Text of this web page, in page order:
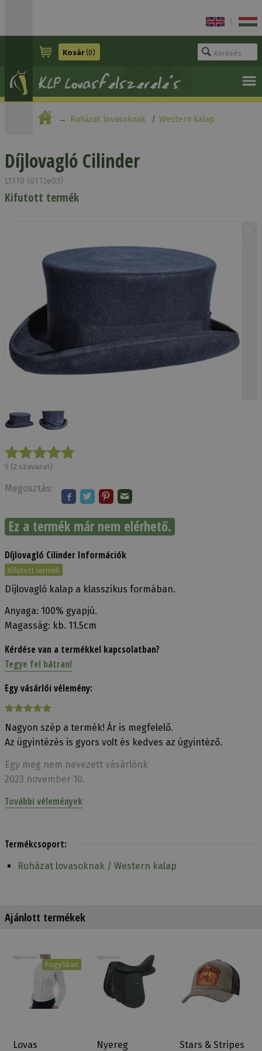
Kosár(0)
Ruházat lovasoknak Western kalap
Díjlovagló Cilinder
L1110 (0112e03)
Kifutott termék
5 (2 szavazat)
Megosztás:
Ez a termék már nem elérhető.
Díjlovagló Cilinder Információk
Kifutott termék
Díjlovagló kalap a klasszikus formában.
Anyaga: 100% gyapjú.
Magasság: kb. 11.5cm
Kérdése van a termékkel kapcsolatban?
Tegye fel bátran!
Egy vásárlói vélemény:
Nagyon szèp a termèk! Ár is megfelelő.
Az ügyintézès is gyors volt ès kedves az úgyintèző.
Egy meg nem nevezett vásárlónk
2023 november 10.
További vélemények
Termékcsoport:
Ruházat lovasoknak / Western kalap
Ajánlott termékek
Fogyóban
Lovas Nyereg Stars & Stripes